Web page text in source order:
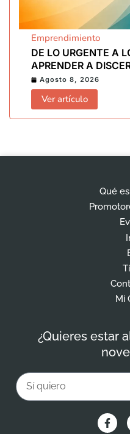
Emprendimiento
DE LO URGENTE A
APRENDER A
Agosto 8, 2026
Ver artículo
Qué
Mi
¿Quieres estar
Email
F
a